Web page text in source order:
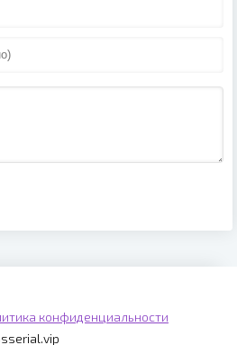
конфиденциальности